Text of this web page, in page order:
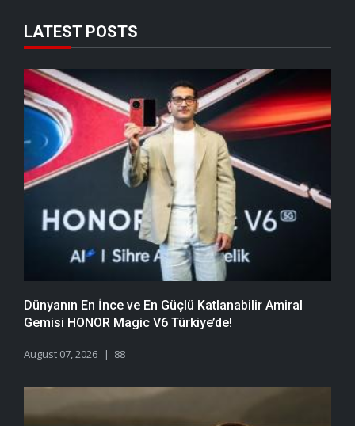
LATEST POSTS
Dünyanın En İnce ve En Güçlü Katlanabilir Amiral
Gemisi HONOR Magic V6 Türkiye’de!
August 07, 2026 88